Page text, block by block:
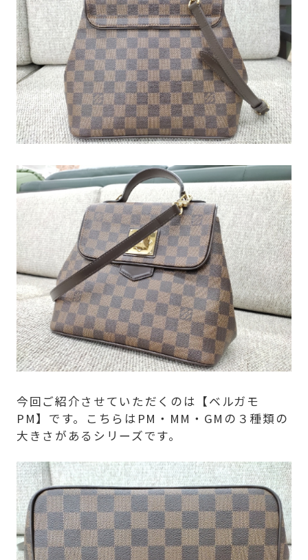
今回ご紹介させていただくのは【ベルガモ
PM】です。こちらはPM・MM・GMの３種類の
大きさがあるシリーズです。